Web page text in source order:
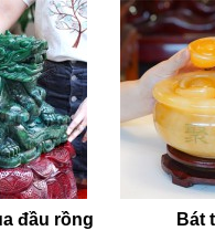
giúp loại bỏ các tạp
mặt trời trong khoảng
tài, hóa sát của vật
luôn ổn định và trong
thời hấp thu thêm
đầu rồng Bát